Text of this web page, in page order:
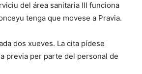
del área sanitaria III funciona
tenga que movese a Pravia.
dos xueves. La cita pídese
previa per parte del personal de